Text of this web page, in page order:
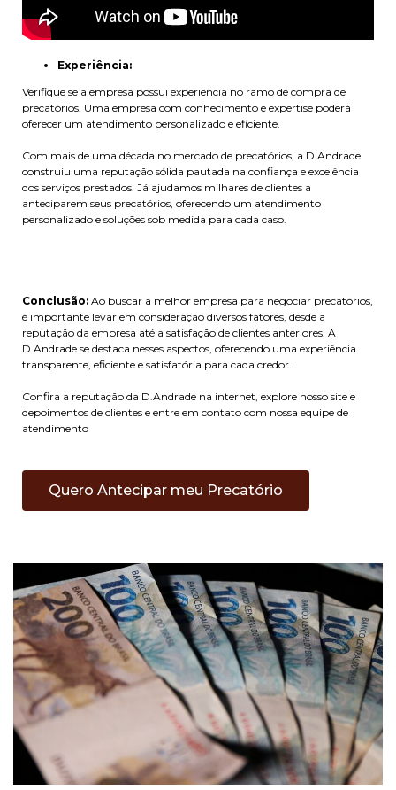
Experiência:
Verifique se a empresa possui experiência no ramo de compra de
precatórios. Uma empresa com conhecimento e expertise poderá
oferecer um atendimento personalizado e eficiente.
Com mais de uma década no mercado de precatórios, a D.Andrade
construiu uma reputação sólida pautada na confiança e excelência
dos serviços prestados. Já ajudamos milhares de clientes a
anteciparem seus precatórios, oferecendo um atendimento
personalizado e soluções sob medida para cada caso.
Conclusão: Ao buscar a melhor empresa para negociar precatórios,
é importante levar em consideração diversos fatores, desde a
reputação da empresa até a satisfação de clientes anteriores. A
D.Andrade se destaca nesses aspectos, oferecendo uma experiência
transparente, eficiente e satisfatória para cada credor.
Confira a reputação da D.Andrade na internet, explore nosso site e
depoimentos de clientes e entre em contato com nossa equipe de
atendimento
Quero Antecipar meu Precatório